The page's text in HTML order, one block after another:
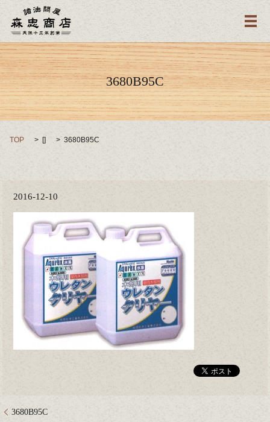
メ
3680B95C
TOP [] 3680B95C
2016-12-10
3680B95C